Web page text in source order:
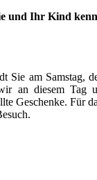
und Ihr Kind
Sie am Samstag,
an diesem Tag
Geschenke. Für